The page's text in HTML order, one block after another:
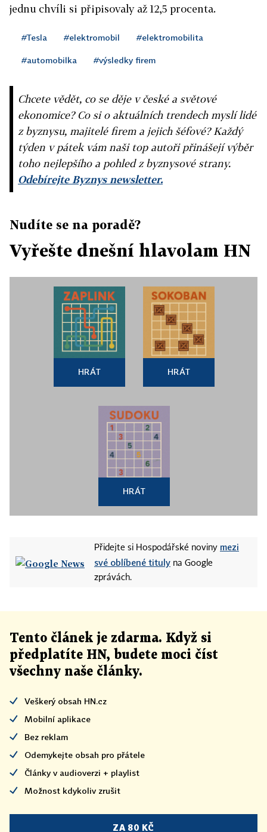
jednu chvíli si připisovaly až 12,5 procenta.
#Tesla #elektromobil #elektromobilita
#automobilka #výsledky firem
Chcete vědět, co se děje v české a světové
ekonomice? Co si o aktuálních trendech myslí lidé
z byznysu, majitelé firem a jejich šéfové? Každý
týden v pátek vám naši top autoři přinášejí výběr
toho nejlepšího a pohled z byznysové strany.
Odebírejte Byznys newsletter.
Nudíte se na poradě?
Vyřešte dnešní hlavolam HN
HRÁT HRÁT
HRÁT
Přidejte si Hospodářské noviny mezi
své oblíbené tituly na Google
zprávách.
Tento článek je zdarma. Když si
předplatíte HN, budete moci číst
všechny naše články.
Veškerý obsah HN.cz
Mobilní aplikace
Bez reklam
Odemykejte obsah pro přátele
Články v audioverzi + playlist
Možnost kdykoliv zrušit
ZA 80 KČ